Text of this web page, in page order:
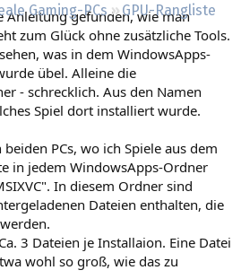
Gaming-PCs
GPU-Rangliste
Anleitung gefunden, wie man
zum Glück ohne zusätzliche Tools.
was in dem WindowsApps-
übel. Alleine die
- schrecklich. Aus den Namen
Spiel dort installiert wurde.
PCs, wo ich Spiele aus dem
in jedem WindowsApps-Ordner
In diesem Ordner sind
Dateien enthalten, die
3 Dateien je Installaion. Eine Datei
wohl so groß, wie das zu